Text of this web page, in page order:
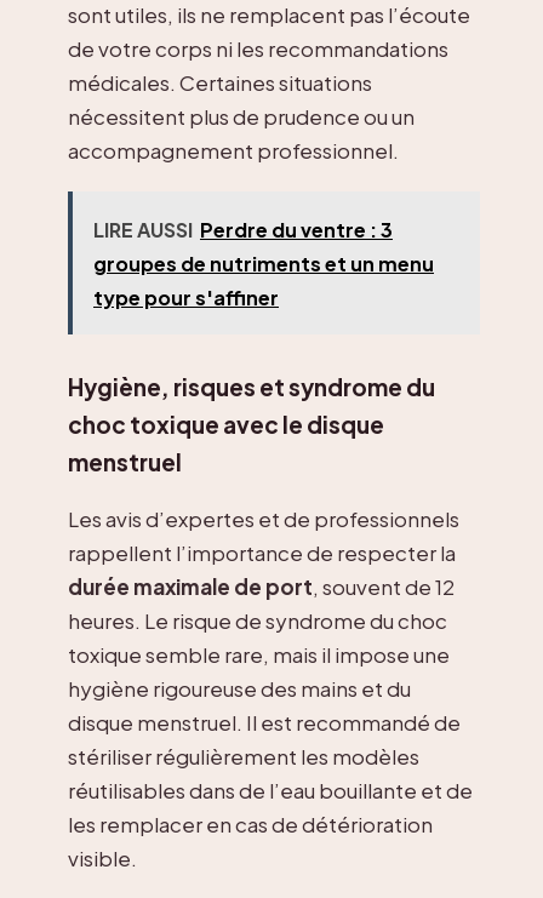
sont utiles, ils ne remplacent pas l’écoute
de votre corps ni les recommandations
médicales. Certaines situations
nécessitent plus de prudence ou un
accompagnement professionnel.
LIRE AUSSI Perdre du ventre : 3
groupes de nutriments et un menu
type pour s'affiner
Hygiène, risques et syndrome du
choc toxique avec le disque
menstruel
Les avis d’expertes et de professionnels
rappellent l’importance de respecter la
durée maximale de port, souvent de 12
heures. Le risque de syndrome du choc
toxique semble rare, mais il impose une
hygiène rigoureuse des mains et du
disque menstruel. Il est recommandé de
stériliser régulièrement les modèles
réutilisables dans de l’eau bouillante et de
les remplacer en cas de détérioration
visible.